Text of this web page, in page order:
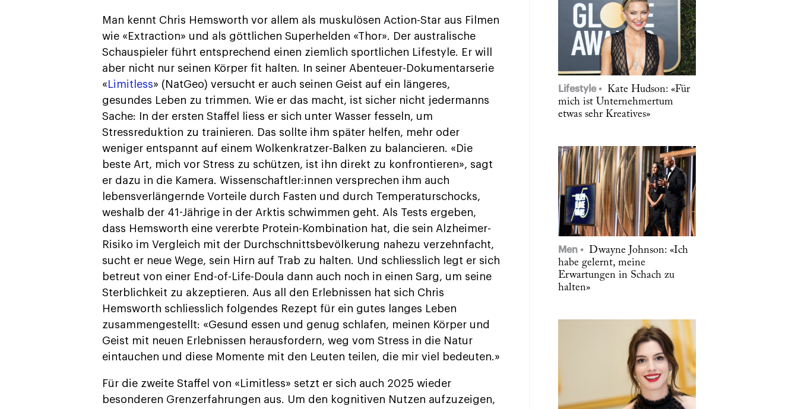
Man kennt Chris Hemsworth vor allem als muskulösen Action-Star aus Filmen
wie «Extraction» und als göttlichen Superhelden «Thor». Der australische
Schauspieler führt entsprechend einen ziemlich sportlichen Lifestyle. Er will
aber nicht nur seinen Körper fit halten. In seiner Abenteuer-Dokumentarserie
« Limitless» (NatGeo) versucht er auch seinen Geist auf ein längeres,
gesundes Leben zu trimmen. Wie er das macht, ist sicher nicht jedermanns
Sache: In der ersten Staffel liess er sich unter Wasser fesseln, um
Stressreduktion zu trainieren. Das sollte ihm später helfen, mehr oder
weniger entspannt auf einem Wolkenkratzer-Balken zu balancieren. «Die
beste Art, mich vor Stress zu schützen, ist ihn direkt zu konfrontieren», sagt
er dazu in die Kamera. Wissenschaftler:innen versprechen ihm auch
lebensverlängernde Vorteile durch Fasten und durch Temperaturschocks,
weshalb der 41-Jährige in der Arktis schwimmen geht. Als Tests ergeben,
dass Hemsworth eine vererbte Protein-Kombination hat, die sein Alzheimer-
Risiko im Vergleich mit der Durchschnittsbevölkerung nahezu verzehnfacht,
sucht er neue Wege, sein Hirn auf Trab zu halten. Und schliesslich legt er sich
betreut von einer End-of-Life-Doula dann auch noch in einen Sarg, um seine
Sterblichkeit zu akzeptieren. Aus all den Erlebnissen hat sich Chris
Hemsworth schliesslich folgendes Rezept für ein gutes langes Leben
zusammengestellt: «Gesund essen und genug schlafen, meinen Körper und
Geist mit neuen Erlebnissen herausfordern, weg vom Stress in die Natur
eintauchen und diese Momente mit den Leuten teilen, die mir viel bedeuten.»
Für die zweite Staffel von «Limitless» setzt er sich auch 2025 wieder
besonderen Grenzerfahrungen aus. Um den kognitiven Nutzen aufzuzeigen,
Lifestyle
Kate Hudson: «Für
mich ist Unternehmertum
etwas sehr Kreatives»
Men
Dwayne Johnson: «Ich
habe gelernt, meine
Erwartungen in Schach zu
halten»